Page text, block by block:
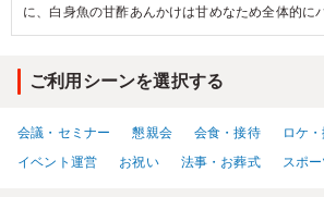
に、白身魚の甘酢あんかけは甘めなため全体的に
す。副菜は一つずつ手作り感が強く好印象。 甘
ご利用シーンを選択する
会議・セミナー 懇親会 会食・接待
ロケ
イベント運営
お祝い 法事・お葬式 スポー